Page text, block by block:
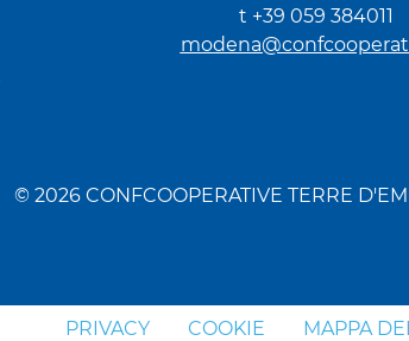
t +39 059 384011
© 2026 CONFCOOPERATIVE TERRE
PRIVACY COOKIE MAPPA